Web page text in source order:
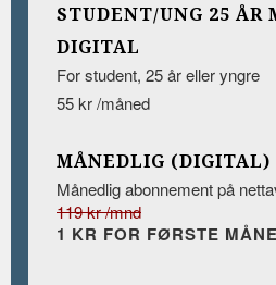
STUDENT/UNG 25 ÅR
DIGITAL
For student, 25 år eller yngre
55 kr /måned
MÅNEDLIG (DIGITAL)
Månedlig abonnement på
119 kr /mnd
1 KR FOR